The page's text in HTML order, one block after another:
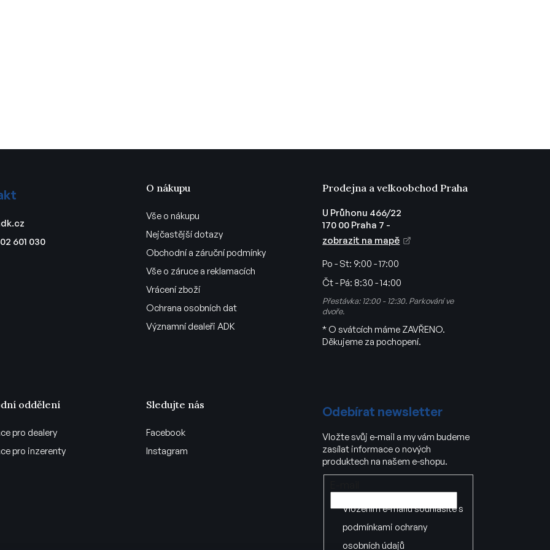
601 030
O nákupu
Vše o nákupu
Nejčastější dotazy
Obchodní a záruční podmínky
Vše o záruce a reklamacích
Vrácení zboží
Ochrana osobních dat
Významní dealeři ADK
Prodejna a velkoobchod Praha
U Průhonu 466/22
170 00 Praha 7 -
zobrazit na mapě
Po - St: 9:00 - 17:00
Čt - Pá: 8:30 - 14:00
Přestávka: 12:00 - 12:30. Parkování ve
dvoře.
* O svátcích máme ZAVŘENO.
Děkujeme za pochopení.
oddělení
pro dealery
pro inzerenty
Sledujte nás
Facebook
Instagram
Odebírat newsletter
Vložte svůj e-mail a my vám budeme
zasílat informace o nových
produktech na našem e-shopu.
Vložením e-mailu souhlasíte s
podmínkami ochrany
osobních údajů